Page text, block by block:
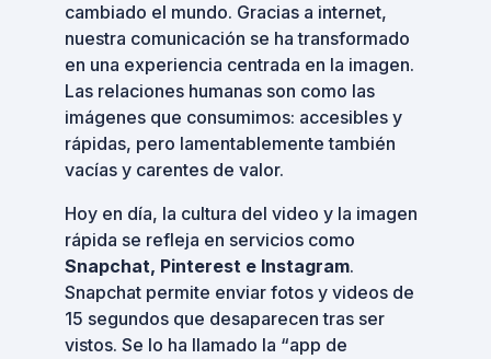
cambiado el mundo. Gracias a internet,
nuestra comunicación se ha transformado
en una experiencia centrada en la imagen.
Las relaciones humanas son como las
imágenes que consumimos: accesibles y
rápidas, pero lamentablemente también
vacías y carentes de valor.
Hoy en día, la cultura del video y la imagen
rápida se refleja en servicios como
Snapchat, Pinterest e Instagram.
Snapchat permite enviar fotos y videos de
15 segundos que desaparecen tras ser
vistos. Se lo ha llamado la “app de